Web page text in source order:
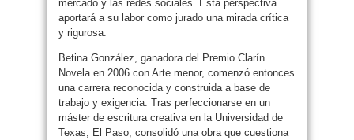
mercado y las redes sociales. Esta perspectiva
aportará a su labor como jurado una mirada crítica
y rigurosa.
Betina González, ganadora del Premio Clarín
Novela en 2006 con Arte menor, comenzó entonces
una carrera reconocida y construida a base de
trabajo y exigencia. Tras perfeccionarse en un
máster de escritura creativa en la Universidad de
Texas, El Paso, consolidó una obra que cuestiona